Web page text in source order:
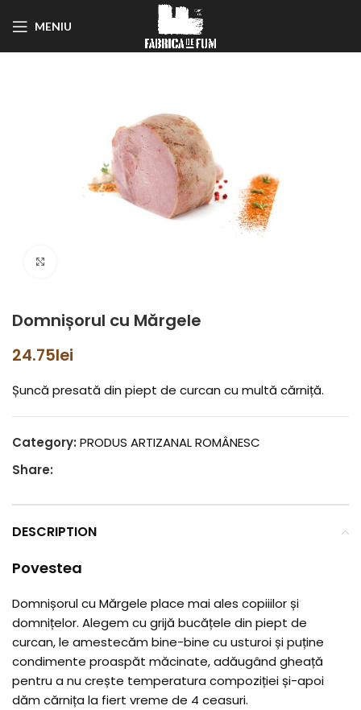
MENIU
Domnișorul cu Mărgele
24.75lei
Șuncă presată din piept de curcan cu multă cărniță.
Category: PRODUS ARTIZANAL ROMÂNESC
Share:
DESCRIPTION
Povestea
Domnișorul cu Mărgele place mai ales copiiilor și
domnițelor. Alegem cu grijă bucățele din piept de
curcan, le amestecăm bine-bine cu usturoi și puține
condimente proaspăt măcinate, adăugând gheață
pentru a nu crește temperatura compoziției și-apoi
dăm cărnița la fiert vreme de 4 ceasuri.